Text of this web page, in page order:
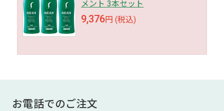
メント 3本セット
9,376円 (税込)
お電話でのご注文